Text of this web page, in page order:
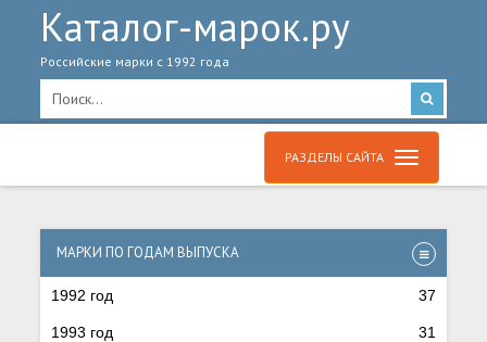
Каталог-марок.ру
Российские марки с 1992 года
РАЗДЕЛЫ САЙТА
МАРКИ ПО ГОДАМ ВЫПУСКА
1992 год 37
1993 год 31